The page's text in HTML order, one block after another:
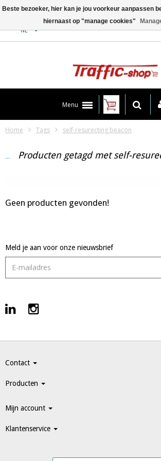
NL
Menu
Home Tags self-resurecting beacon
Producten getagd met self-
Geen producten gevonden!
Meld je aan voor onze nieuwsbrief
Contact
Producten
Mijn account
Klantenservice
Beste bezoeker, hier kan je jou voorkeur aanpassen
hiernaast op "manage cookies"